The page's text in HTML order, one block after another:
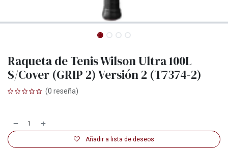
Raqueta de Tenis Wilson Ultra 100L
S/Cover (GRIP 2) Versión 2 (T7374-2)
(0 reseña)
Añadir a lista de deseos